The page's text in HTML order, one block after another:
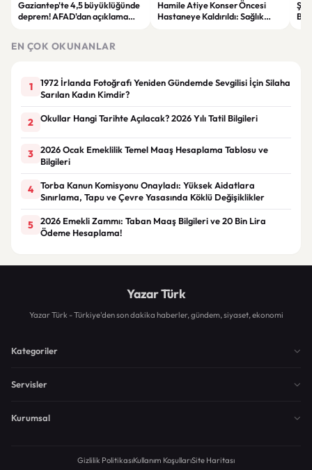
Gaziantep'te 4,5 büyüklüğünde
deprem! AFAD'dan açıklama
Hamile Atiye Konser Öncesi
Hastaneye Kaldırıldı: Sağlık
EN ÇOK OKUNANLAR
1
1972 İrlanda Fotoğrafı Yeniden Gündemde Sevgilisi İçin Silaha
Sarılan Kadın Kimdir?
2 Okullar Hangi Tarihte Açılacak? 2026 Yılı Tatil Bilgileri
3
2026 Ocak Emeklilik Temel Maaş Hesaplama Tablosu ve
Bilgileri
4
Torba Kanun Komisyonu Onayladı: Yüksek Aidatlara
Sınırlama, Tapu ve Çevre Yasasında Köklü Değişiklikler
5
2026 Emekli Zammı: Taban Maaş Bilgileri ve 20 Bin Lira
Ödeme Hesaplama!
Yazar Türk
Yazar Türk - Türkiye'den son dakika haberler, gündem, siyaset, ekonomi
Kategoriler
Servisler
Kurumsal
Gizlilik PolitikasıKullanım KoşullarıSite Haritası